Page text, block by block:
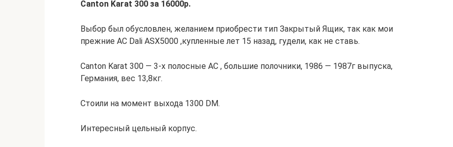
Canton Karat 300 за 16000р.
Выбор был обусловлен, желанием приобрести тип Закрытый Ящик, так как мои
прежние АС Dali ASX5000 ,купленные лет 15 назад, гудели, как не ставь.
Canton Karat 300 — 3-х полосные АС , большие полочники, 1986 — 1987г выпуска,
Германия, вес 13,8кг.
Стоили на момент выхода 1300 DM.
Интересный цельный корпус.